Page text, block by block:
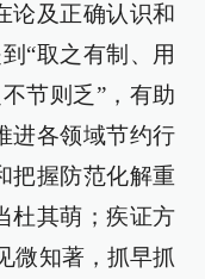
论及正确认识和
“取之有制、用
节则乏”，有助
进各领域节约行
把握防范化解重
杜其萌；疾证方
微知著，抓早抓